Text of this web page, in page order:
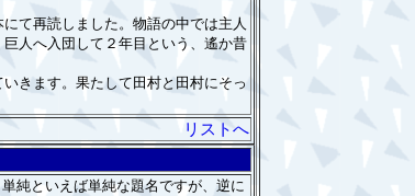
て再読しました。物語の中では主人
人へ入団して２年目という、遙か昔
きます。果たして田村と田村にそっ
リストへ
純といえば単純な題名ですが、逆に